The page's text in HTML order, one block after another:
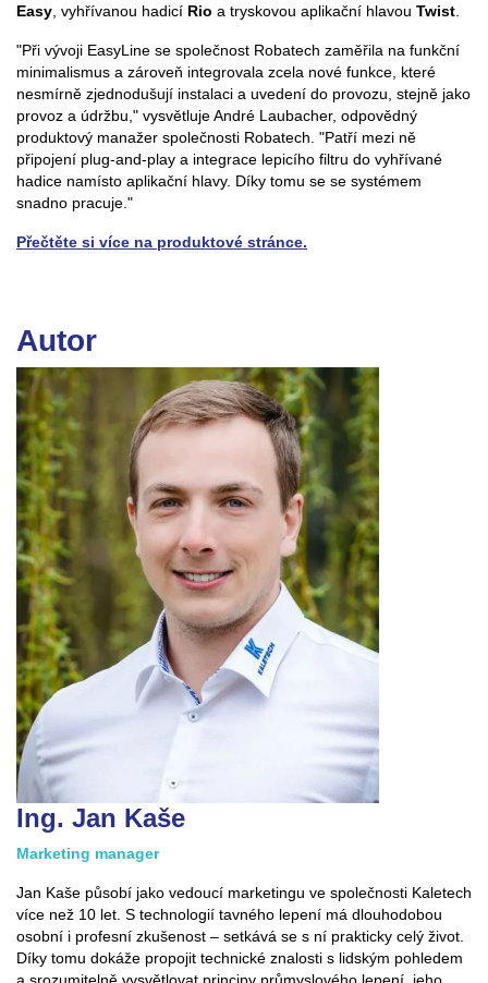
Easy , vyhřívanou hadicí Rio a tryskovou aplikační hlavou Twist
"Při vývoji EasyLine se společnost Robatech zaměřila na funkční
minimalismus a zároveň integrovala zcela nové funkce, které
nesmírně zjednodušují instalaci a uvedení do provozu, stejně jako
provoz a údržbu," vysvětluje André Laubacher, odpovědný
produktový manažer společnosti Robatech. "Patří mezi ně
připojení plug-and-play a integrace lepicího filtru do vyhřívané
hadice namísto aplikační hlavy. Díky tomu se se systémem
snadno pracuje."
Přečtěte si více na produktové stránce.
Autor
Ing. Jan Kaše
Marketing manager
Jan Kaše působí jako vedoucí marketingu ve společnosti Kaletech
více než 10 let. S technologií tavného lepení má dlouhodobou
osobní i profesní zkušenost – setkává se s ní prakticky celý život.
Díky tomu dokáže propojit technické znalosti s lidským pohledem
a srozumitelně vysvětlovat principy průmyslového lepení, jeho